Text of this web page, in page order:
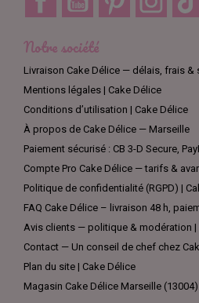
Notre société
Livraison Cake Délice — délais, frais &
Mentions légales | Cake Délice
Conditions d’utilisation | Cake Délice
À propos de Cake Délice — Marseille
Paiement sécurisé : CB 3-D Secure,
Compte Pro Cake Délice — tarifs &
Politique de confidentialité (RGPD) |
FAQ Cake Délice – livraison 48 h,
Avis clients — politique & modération |
Contact — Un conseil de chef chez
Plan du site | Cake Délice
Magasin Cake Délice Marseille